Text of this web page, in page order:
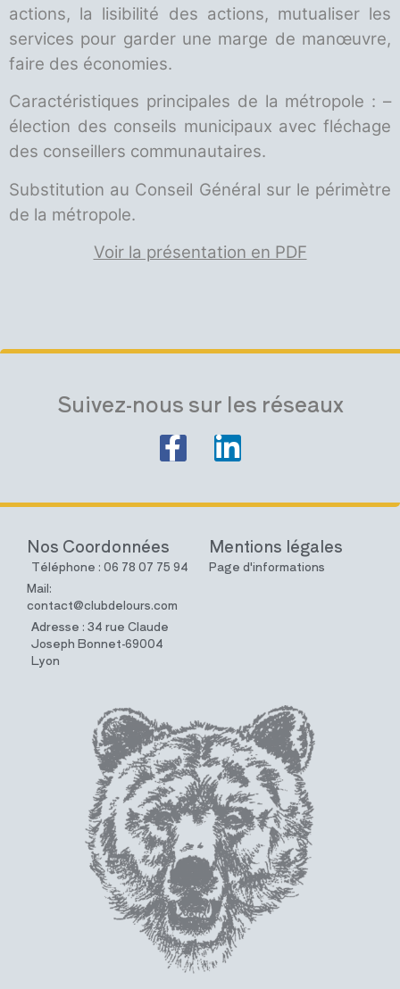
actions, la lisibilité des actions, mutualiser les
services pour garder une marge de manœuvre,
faire des économies.
Caractéristiques principales de la métropole : –
élection des conseils municipaux avec fléchage
des conseillers communautaires.
Substitution au Conseil Général sur le périmètre
de la métropole.
Voir la présentation en PDF
Suivez-nous sur les réseaux
Nos Coordonnées
Téléphone : 06 78 07 75 94
Mail:
contact@clubdelours.com
Adresse : 34 rue Claude
Joseph Bonnet-69004
Lyon
Mentions légales
Page d'informations